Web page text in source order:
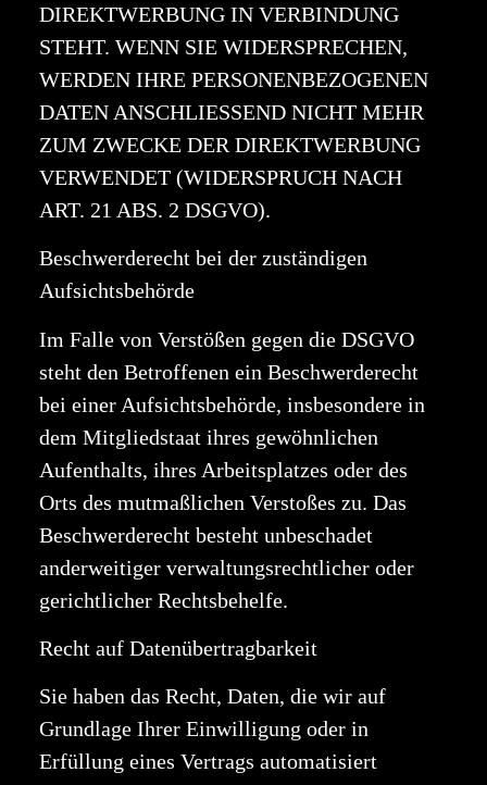
DIREKTWERBUNG IN VERBINDUNG
STEHT. WENN SIE WIDERSPRECHEN,
WERDEN IHRE PERSONENBEZOGENEN
DATEN ANSCHLIESSEND NICHT MEHR
ZUM ZWECKE DER DIREKTWERBUNG
VERWENDET (WIDERSPRUCH NACH
ART. 21 ABS. 2 DSGVO).
Beschwerderecht bei der zuständigen
Aufsichtsbehörde
Im Falle von Verstößen gegen die DSGVO
steht den Betroffenen ein Beschwerderecht
bei einer Aufsichtsbehörde, insbesondere in
dem Mitgliedstaat ihres gewöhnlichen
Aufenthalts, ihres Arbeitsplatzes oder des
Orts des mutmaßlichen Verstoßes zu. Das
Beschwerderecht besteht unbeschadet
anderweitiger verwaltungsrechtlicher oder
gerichtlicher Rechtsbehelfe.
Recht auf Datenübertragbarkeit
Sie haben das Recht, Daten, die wir auf
Grundlage Ihrer Einwilligung oder in
Erfüllung eines Vertrags automatisiert